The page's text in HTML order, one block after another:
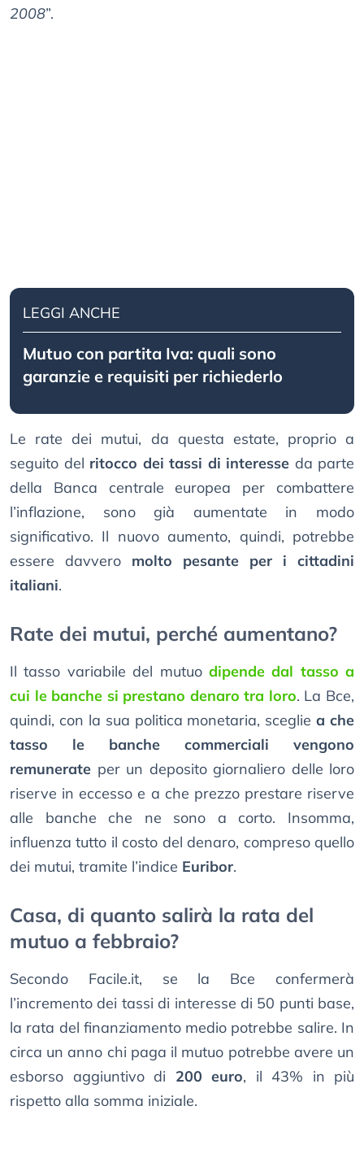
2008”.
LEGGI ANCHE
Mutuo con partita Iva: quali sono
garanzie e requisiti per richiederlo
Le rate dei mutui, da questa estate, proprio a
seguito del ritocco dei tassi di interesse da parte
della Banca centrale europea per combattere
l’inflazione, sono già aumentate in modo
significativo. Il nuovo aumento, quindi, potrebbe
essere davvero molto pesante per i cittadini
italiani.
Rate dei mutui, perché aumentano?
Il tasso variabile del mutuo dipende dal tasso a
cui le banche si prestano denaro tra loro. La Bce,
quindi, con la sua politica monetaria, scegliea che
tasso le banche commerciali vengono
remunerate per un deposito giornaliero delle loro
riserve in eccesso e a che prezzo prestare riserve
alle banche che ne sono a corto. Insomma,
influenza tutto il costo del denaro, compreso quello
dei mutui, tramite l’indice Euribor.
Casa, di quanto salirà la rata del
mutuo a febbraio?
Secondo Facile.it, se la Bce confermerà
l’incremento dei tassi di interesse di 50 punti base,
la rata del finanziamento medio potrebbe salire. In
circa un anno chi paga il mutuo potrebbe avere un
esborso aggiuntivo di 200 euro, il 43% in più
rispetto alla somma iniziale.